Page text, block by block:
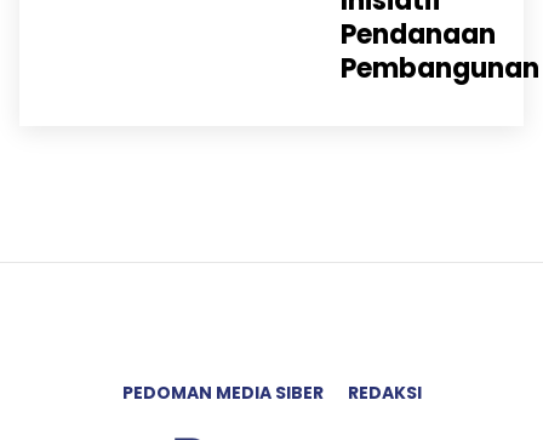
Pendanaan
Pembangunan
PEDOMAN MEDIA SIBER REDAKSI